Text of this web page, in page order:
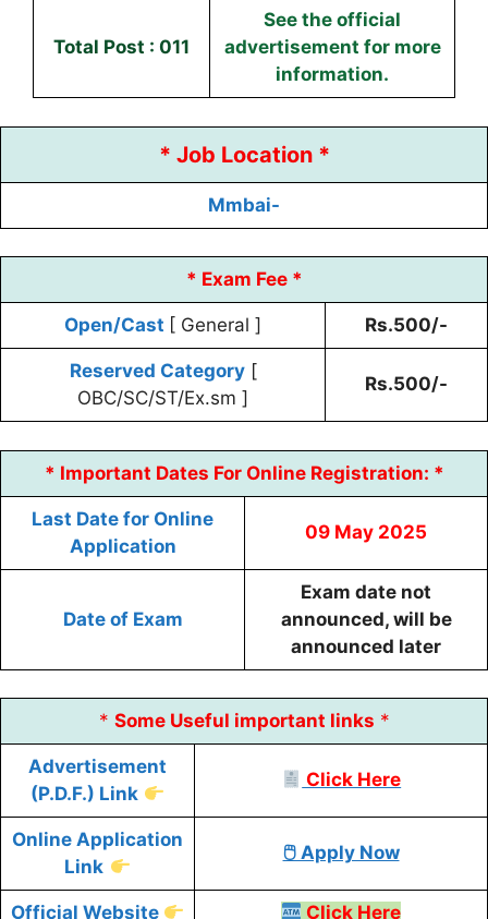
Total Post : 011
See the official
advertisement for more
information.
* Job Location *
Mmbai-
* Exam Fee *
Open/Cast [ General ] Rs.500/-
Reserved Category[
OBC/SC/ST/Ex.sm ]
Rs.500/-
* Important Dates For Online Registration: *
Last Date for Online
Application
09 May 2025
Date of Exam
Exam date not
announced, will be
announced later
* Some Useful important links *
Advertisement
(P.D.F.) Link
Click Here
Online Application
Link
🖱 Apply Now
Official Website Click Here